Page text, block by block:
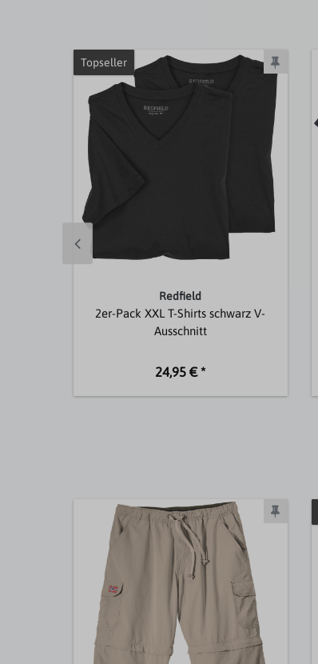
Topseller
Redfield
2er-Pack XXL T-Shirts schwarz V-
Ausschnitt
24,95 € *